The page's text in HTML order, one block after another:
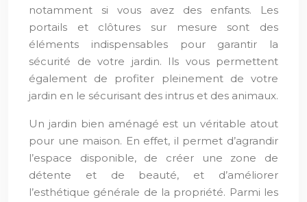
notamment si vous avez des enfants. Les
portails et clôtures sur mesure sont des
éléments indispensables pour garantir la
sécurité de votre jardin. Ils vous permettent
également de profiter pleinement de votre
jardin en le sécurisant des intrus et des animaux.
Un jardin bien aménagé est un véritable atout
pour une maison. En effet, il permet d’agrandir
l’espace disponible, de créer une zone de
détente et de beauté, et d’améliorer
l’esthétique générale de la propriété. Parmi les